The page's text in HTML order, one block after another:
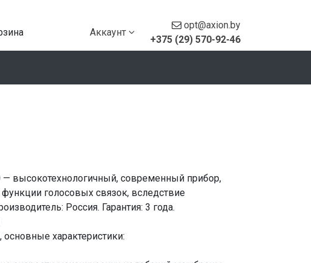
Аккаунт
opt@axion.by
+375 (29) 570-92-46
высокотехнологичный, современный прибор,
голосовых связок, вследствие
Россия. Гарантия: 3 года.
характеристики: